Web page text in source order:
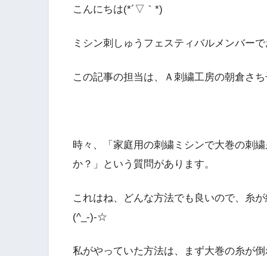
こんにちは(*´▽｀*)
ミシン刺しゅうフェスティバルメンバー
この記事の担当は、Ａ刺繍工房の朝倉さ
時々、「家庭用の刺繍ミシンで大巻の刺
か？」という質問があります。
これはね、どんな方法でも良いので、糸
(^_-)-☆
私がやっていた方法は、まず大巻の糸が